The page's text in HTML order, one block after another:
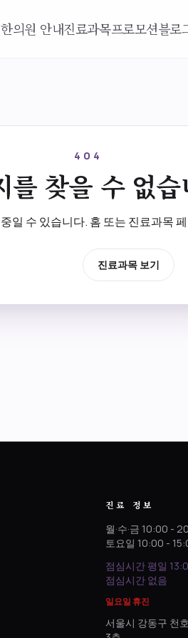
한의원 안내진료과목프로모션블로
404
를 찾을 수 없
일 수 있습니다. 홈 또는 진료과목
진료과목 보기
진료 정보
월·수·금 10:00 -
토요일 10:00 -
점심시간 평일
점심시간 없음
일요일 휴진
서울시 강동구 천